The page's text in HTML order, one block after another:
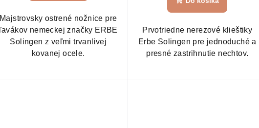
je
5,0
5
hviezdičiek.
Majstrovsky ostrené nožnice pre
ľavákov nemeckej značky ERBE
Solingen z veľmi trvanlivej
kovanej ocele.
Prvotriedne nerezové klieštiky
Erbe Solingen pre jednoduché a
presné zastrihnutie nechtov.